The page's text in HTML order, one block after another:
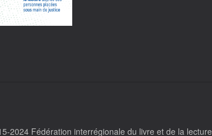
2024 Fédération interrégionale du livre et de la lecture